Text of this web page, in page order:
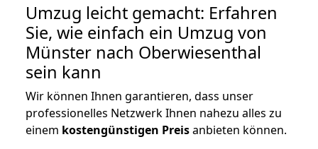
Umzug leicht gemacht: Erfahren
Sie, wie einfach ein Umzug von
Münster nach Oberwiesenthal
sein kann
Wir können Ihnen garantieren, dass unser
professionelles Netzwerk Ihnen nahezu alles zu
einem kostengünstigen Preisanbieten können.